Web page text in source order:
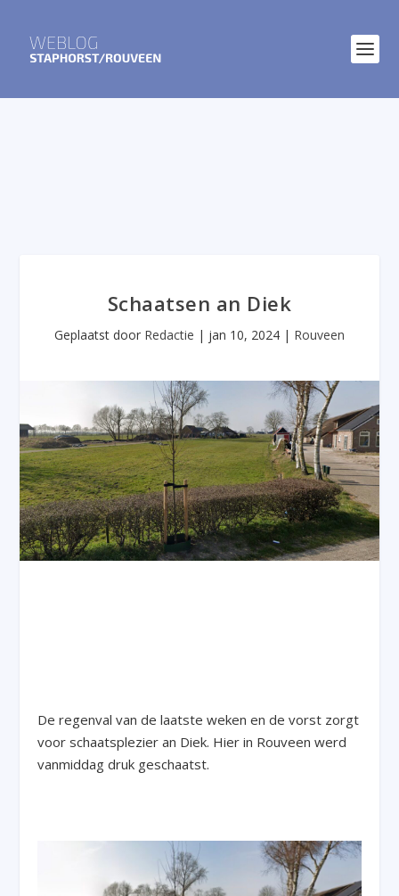
Schaatsen an Diek
Geplaatst door Redactie | jan 10, 2024 | Rouveen
De regenval van de laatste weken en de vorst zorgt
voor schaatsplezier an Diek. Hier in Rouveen werd
vanmiddag druk geschaatst.